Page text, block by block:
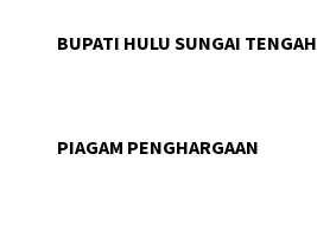
BUPATI HULU SUNGAI TENGAH
PIAGAM PENGHARGAAN